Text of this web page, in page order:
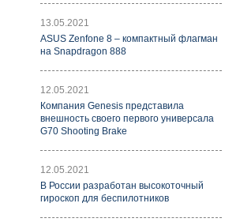
13.05.2021
ASUS Zenfone 8 – компактный флагман
на Snapdragon 888
12.05.2021
Компания Genesis представила
внешность своего первого универсала
G70 Shooting Brake
12.05.2021
В России разработан высокоточный
гироскоп для беспилотников